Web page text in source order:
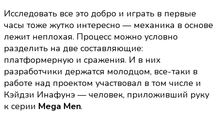
Исследовать все это добро и играть в первые
часы тоже жутко интересно — механика в основе
лежит неплохая. Процесс можно условно
разделить на две составляющие:
платформерную и сражения. И в них
разработчики держатся молодцом, все-таки в
работе над проектом участвовал в том числе и
Кэйдзи Инафунэ — человек, приложивший руку
к серии Mega Men.